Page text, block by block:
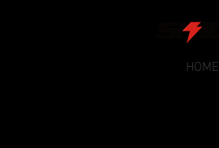
HOME